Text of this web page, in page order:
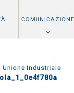
COMUNICAZIONE
Industriale